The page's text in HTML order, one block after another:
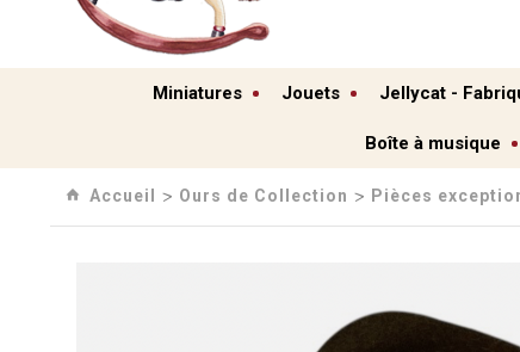
Miniatures Jouets Jellycat -
Boîte à musique
Accueil › Ours de Collection › Pièces